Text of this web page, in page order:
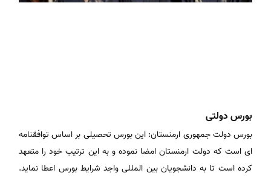
بورس دولتی
بورس دولت جمهوری ارمنستان: این بورس تحصیلی بر اساس توافقنامه
ای است که دولت ارمنستان امضا نموده و به این ترتیب خود را متعهد
کرده است تا به دانشجویان بین المللی واجد شرایط بورس اعطا نماید.